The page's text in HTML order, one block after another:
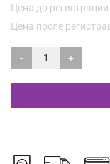
Цена до регистрации
Цена после
- +